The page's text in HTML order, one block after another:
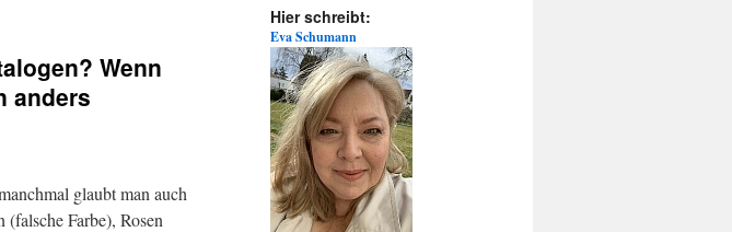
Wenn
anders
glaubt man auch
Farbe), Rosen
Hier schreibt:
Eva Schumann